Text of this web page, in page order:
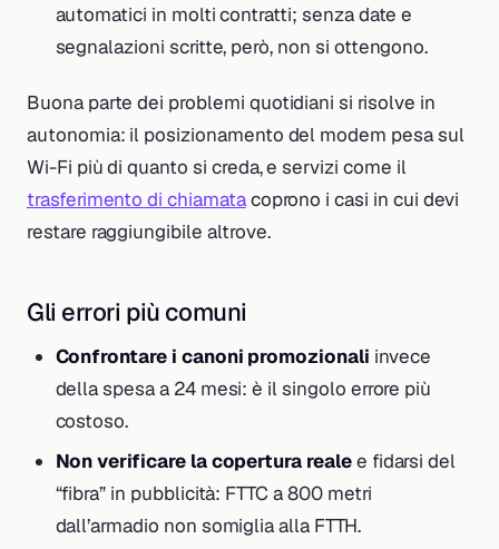
automatici in molti contratti; senza date e
segnalazioni scritte, però, non si ottengono.
Buona parte dei problemi quotidiani si risolve in
autonomia: il posizionamento del modem pesa sul
Wi-Fi più di quanto si creda, e servizi come il
trasferimento di chiamatacoprono i casi in cui devi
restare raggiungibile altrove.
Gli errori più comuni
Confrontare i canoni promozionali invece
della spesa a 24 mesi: è il singolo errore più
costoso.
Non verificare la copertura realee fidarsi del
“fibra” in pubblicità: FTTC a 800 metri
dall’armadio non somiglia alla FTTH.